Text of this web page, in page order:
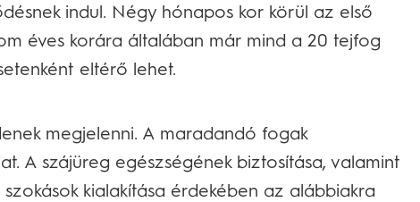
indul. Négy hónapos kor körül az első
éves korára általában már mind a 20 tejfog
eltérő lehet.
megjelenni. A maradandó fogak
A szájüreg egészségének biztosítása, valamint
kialakítása érdekében az alábbiakra